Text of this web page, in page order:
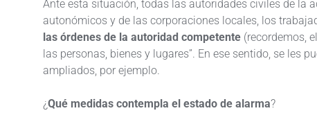
Ante esta situación, todas las autoridades civiles de la
autonómicos y de las corporaciones locales, los
las órdenes de la autoridad competente (recordemos,
las personas, bienes y lugares”. En ese sentido, se les
ampliados, por ejemplo.
¿Qué medidas contempla el estado de alarma?